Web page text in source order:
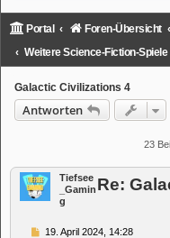
Portal Foren-Übersicht
Weitere Science-Fiction-Spiele
Galactic Civilizations 4
Antworten
23
Tiefsee
_Gamin
g
Re:
B19. April 2024, 14:28